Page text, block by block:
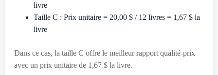
livre
Taille C : Prix unitaire = 20,00 $ / 12 livres = 1,67 $ la
livre
Dans ce cas, la taille C offre le meilleur rapport qualité-prix
avec un prix unitaire de 1,67 $ la livre.